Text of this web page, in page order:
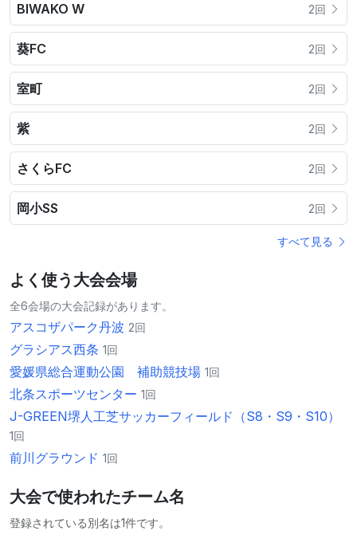
BIWAKO W 2回
葵FC 2回
室町 2回
紫 2回
さくらFC 2回
岡小SS 2回
すべて見る
よく使う大会会場
全6会場の大会記録があります。
アスコザパーク丹波 2回
グラシアス西条 1回
愛媛県総合運動公園 補助競技場 1回
北条スポーツセンター 1回
J-GREEN堺人工芝サッカーフィールド（S8・S9・S10）
1回
前川グラウンド 1回
大会で使われたチーム名
登録されている別名は1件です。